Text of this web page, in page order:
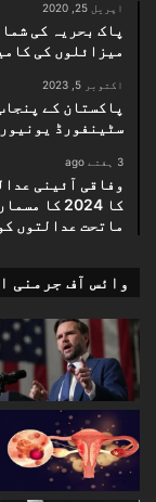
اپریل 25, 2020
پاک بحریہ کی
میزائلوں کی
اکتوبر 5, 2023
پاکستان کے
سٹینفورڈ
3 ہفتے ago
وفاقی آئینی
کا 2024
ماتحت عدالتوں
وائس آف جرمنی